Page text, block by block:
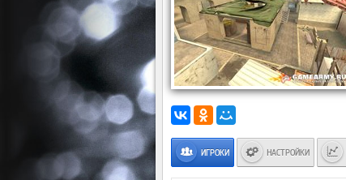
ИГРОКИ НАСТРОЙКИ